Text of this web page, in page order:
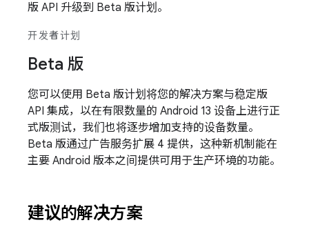
版 API 升级到 Beta 版计划。
开发者计划
Beta 版
您可以使用 Beta 版计划将您的解决方案与稳定版
API 集成，以在有限数量的 Android 13 设备上进行正
式版测试，我们也将逐步增加支持的设备数量。
Beta 版通过广告服务扩展 4 提供，这种新机制能在
主要 Android 版本之间提供可用于生产环境的功能。
建议的解决方案